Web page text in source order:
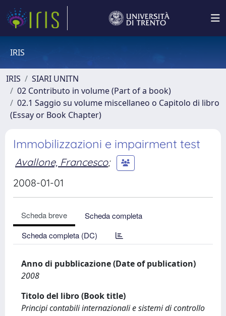
IRIS
IRIS
SIARI UNITN
02 Contributo in volume (Part of a book)
02.1 Saggio su volume miscellaneo o Capitolo di libro
(Essay or Book Chapter)
Immobilizzazioni e impairment test
Avallone, Francesco;
2008-01-01
Scheda breve
Scheda completa
Scheda completa (DC)
Anno di pubblicazione (Date of publication)
2008
Titolo del libro (Book title)
Principi contabili internazionali e sistemi di controllo